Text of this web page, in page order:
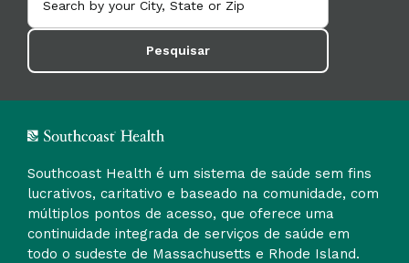
Pesquisar
Southcoast Health é um sistema de saúde sem fins
lucrativos, caritativo e baseado na comunidade, com
múltiplos pontos de acesso, que oferece uma
continuidade integrada de serviços de saúde em
todo o sudeste de Massachusetts e Rhode Island.